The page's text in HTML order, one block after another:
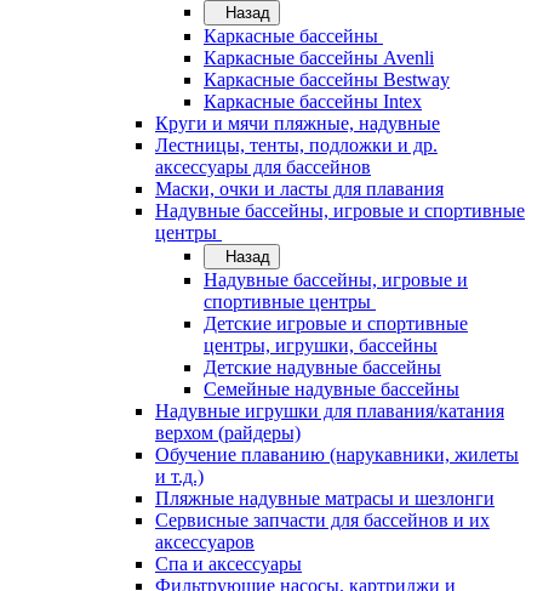
Назад
Каркасные бассейны
Каркасные бассейны Avenli
Каркасные бассейны Bestway
Каркасные бассейны Intex
Круги и мячи пляжные, надувные
Лестницы, тенты, подложки и др.
аксессуары для бассейнов
Маски, очки и ласты для плавания
Надувные бассейны, игровые и спортивные
центры
Назад
Надувные бассейны, игровые и
спортивные центры
Детские игровые и спортивные
центры, игрушки, бассейны
Детские надувные бассейны
Семейные надувные бассейны
Надувные игрушки для плавания/катания
верхом (райдеры)
Обучение плаванию (нарукавники, жилеты
и т.д.)
Пляжные надувные матрасы и шезлонги
Сервисные запчасти для бассейнов и их
аксессуаров
Спа и аксессуары
Фильтрующие насосы, картриджи и